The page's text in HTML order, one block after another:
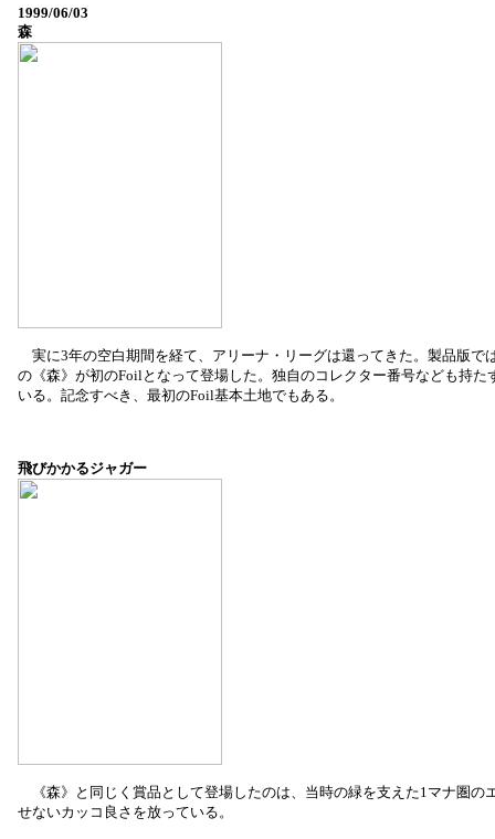
1999/06/03
森
実に3年の空白期間を経て、アリーナ・リーグは還ってきた。製品版
の《森》が初のFoilとなって登場した。独自のコレクター番号なども持
いる。記念すべき、最初のFoil基本土地でもある。
飛びかかるジャガー
《森》と同じく賞品として登場したのは、当時の緑を支えた1マナ圏
せないカッコ良さを放っている。